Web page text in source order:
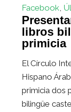
Facebook,
libros
primicia
El Círculo
Hispano
primicia dos
bilingüe